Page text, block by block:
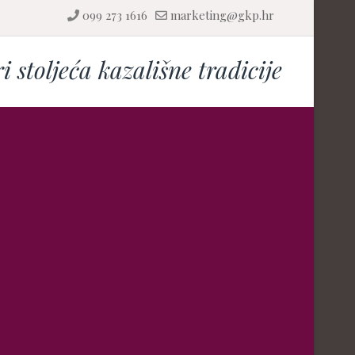
099 273 1616 marketing@gkp.hr
stoljeća kazališne tradicije